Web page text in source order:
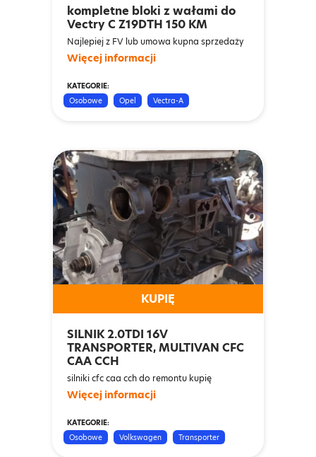
kompletne bloki z wałami do
Vectry C Z19DTH 150 KM
Najlepiej z FV lub umowa kupna sprzedaży
Więcej informacji
KATEGORIE:
Osobowe
Opel Vectra-A
KUPIĘ
SILNIK 2.0TDI 16V
TRANSPORTER, MULTIVAN CFC
CAA CCH
silniki cfc caa cch do remontu kupię
Więcej informacji
KATEGORIE:
Osobowe
Volkswagen Transporter